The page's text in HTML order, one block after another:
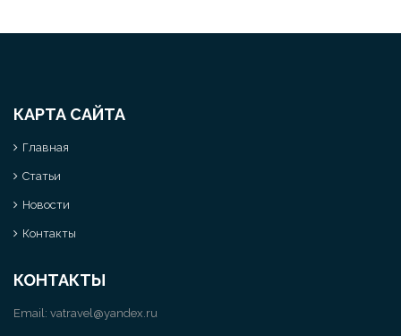
КАРТА САЙТА
Главная
Статьи
Новости
Контакты
КОНТАКТЫ
Email: vatravel@yandex.ru